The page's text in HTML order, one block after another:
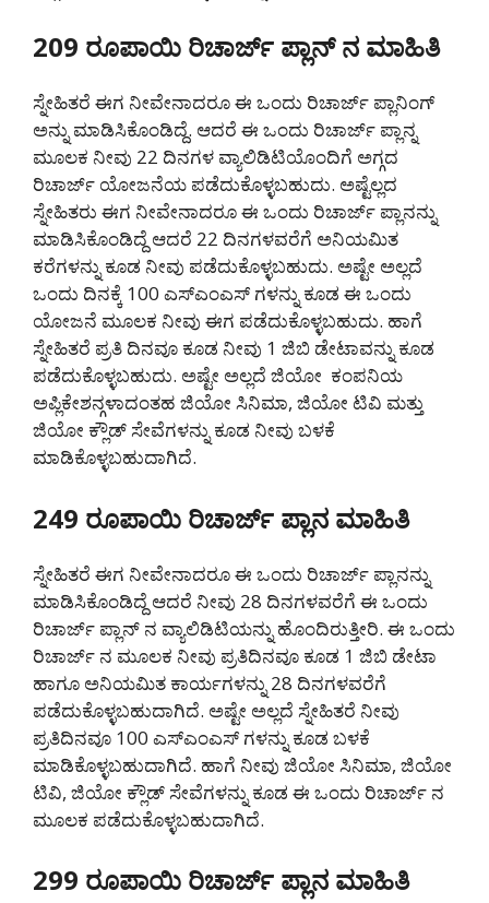
209 ರೂಪಾಯಿ ರಿಚಾರ್ಜ್ ಪ್ಲಾನ್ ನ ಮಾಹಿತಿ
ಸ್ನೇಹಿತರೆ ಈಗ ನೀವೇನಾದರೂ ಈ ಒಂದು ರಿಚಾರ್ಜ್ ಪ್ಲಾನಿಂಗ್
ಅನ್ನು ಮಾಡಿಸಿಕೊಂಡಿದ್ದೆ. ಆದರೆ ಈ ಒಂದು ರಿಚಾರ್ಜ್ ಪ್ಲಾನ್ನ
ಮೂಲಕ ನೀವು 22 ದಿನಗಳ ವ್ಯಾಲಿಡಿಟಿಯೊಂದಿಗೆ ಅಗ್ಗದ
ರಿಚಾರ್ಜ್ ಯೋಜನೆಯ ಪಡೆದುಕೊಳ್ಳಬಹುದು. ಅಷ್ಟೆಲ್ಲದ
ಸ್ನೇಹಿತರು ಈಗ ನೀವೇನಾದರೂ ಈ ಒಂದು ರಿಚಾರ್ಜ್ ಪ್ಲಾನನ್ನು
ಮಾಡಿಸಿಕೊಂಡಿದ್ದೆ ಆದರೆ 22 ದಿನಗಳವರೆಗೆ ಅನಿಯಮಿತ
ಕರೆಗಳನ್ನು ಕೂಡ ನೀವು ಪಡೆದುಕೊಳ್ಳಬಹುದು. ಅಷ್ಟೇ ಅಲ್ಲದೆ
ಒಂದು ದಿನಕ್ಕೆ 100 ಎಸ್ಎಂಎಸ್ ಗಳನ್ನು ಕೂಡ ಈ ಒಂದು
ಯೋಜನೆ ಮೂಲಕ ನೀವು ಈಗ ಪಡೆದುಕೊಳ್ಳಬಹುದು. ಹಾಗೆ
ಸ್ನೇಹಿತರೆ ಪ್ರತಿ ದಿನವೂ ಕೂಡ ನೀವು 1 ಜಿಬಿ ಡೇಟಾವನ್ನು ಕೂಡ
ಪಡೆದುಕೊಳ್ಳಬಹುದು. ಅಷ್ಟೇ ಅಲ್ಲದೆ ಜಿಯೋ ಕಂಪನಿಯ
ಅಪ್ಲಿಕೇಶನ್ಗಳಾದಂತಹ ಜಿಯೋ ಸಿನಿಮಾ, ಜಿಯೋ ಟಿವಿ ಮತ್ತು
ಜಿಯೋ ಕ್ಲೌಡ್ ಸೇವೆಗಳನ್ನು ಕೂಡ ನೀವು ಬಳಕೆ
ಮಾಡಿಕೊಳ್ಳಬಹುದಾಗಿದೆ.
249 ರೂಪಾಯಿ ರಿಚಾರ್ಜ್ ಪ್ಲಾನ ಮಾಹಿತಿ
ಸ್ನೇಹಿತರೆ ಈಗ ನೀವೇನಾದರೂ ಈ ಒಂದು ರಿಚಾರ್ಜ್ ಪ್ಲಾನನ್ನು
ಮಾಡಿಸಿಕೊಂಡಿದ್ದೆ ಆದರೆ ನೀವು 28 ದಿನಗಳವರೆಗೆ ಈ ಒಂದು
ರಿಚಾರ್ಜ್ ಪ್ಲಾನ್ ನ ವ್ಯಾಲಿಡಿಟಿಯನ್ನು ಹೊಂದಿರುತ್ತೀರಿ. ಈ ಒಂದು
ರಿಚಾರ್ಜ್ ನ ಮೂಲಕ ನೀವು ಪ್ರತಿದಿನವೂ ಕೂಡ 1 ಜಿಬಿ ಡೇಟಾ
ಹಾಗೂ ಅನಿಯಮಿತ ಕಾರ್ಯಗಳನ್ನು 28 ದಿನಗಳವರೆಗೆ
ಪಡೆದುಕೊಳ್ಳಬಹುದಾಗಿದೆ. ಅಷ್ಟೇ ಅಲ್ಲದೆ ಸ್ನೇಹಿತರೆ ನೀವು
ಪ್ರತಿದಿನವೂ 100 ಎಸ್ಎಂಎಸ್ ಗಳನ್ನು ಕೂಡ ಬಳಕೆ
ಮಾಡಿಕೊಳ್ಳಬಹುದಾಗಿದೆ. ಹಾಗೆ ನೀವು ಜಿಯೋ ಸಿನಿಮಾ, ಜಿಯೋ
ಟಿವಿ, ಜಿಯೋ ಕ್ಲೌಡ್ ಸೇವೆಗಳನ್ನು ಕೂಡ ಈ ಒಂದು ರಿಚಾರ್ಜ್ ನ
ಮೂಲಕ ಪಡೆದುಕೊಳ್ಳಬಹುದಾಗಿದೆ.
299 ರೂಪಾಯಿ ರಿಚಾರ್ಜ್ ಪ್ಲಾನ ಮಾಹಿತಿ